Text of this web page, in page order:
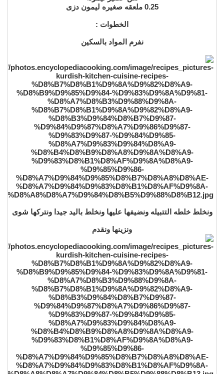
0.25 ملعقه صغيره ليمون دزى
الخطوات :
نفرم المواد بالسكين
ونخلط خلطه التتبيله ونضيفها عليها ونخلط باليد جيدا ونتركها شوى
ونزينها ونقدم